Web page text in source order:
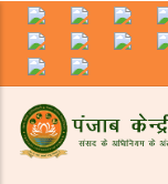
Skip
main